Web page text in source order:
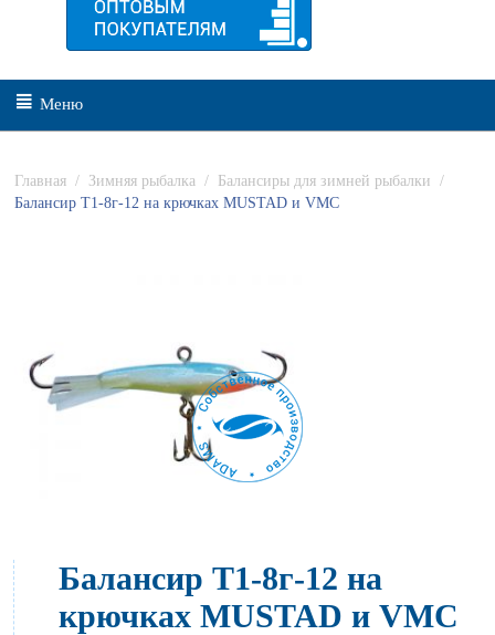
Меню
Главная / Зимняя рыбалка / Балансиры для зимней рыбалки
/
Балансир Т1-8г-12 на крючках MUSTAD и VMC
Балансир Т1-8г-12 на
крючках MUSTAD и VMC